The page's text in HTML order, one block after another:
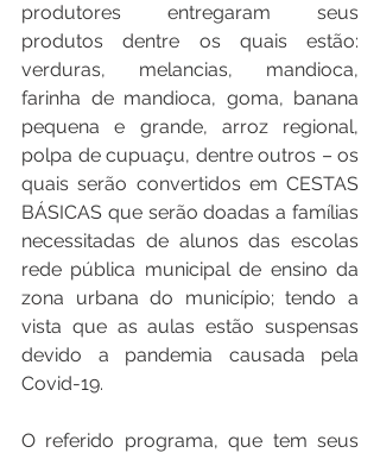
produtores entregaram seus
produtos dentre os quais estão:
verduras, melancias, mandioca,
farinha de mandioca, goma, banana
pequena e grande, arroz regional,
polpa de cupuaçu, dentre outros – os
quais serão convertidos em CESTAS
BÁSICAS que serão doadas a famílias
necessitadas de alunos das escolas
rede pública municipal de ensino da
zona urbana do município; tendo a
vista que as aulas estão suspensas
devido a pandemia causada pela
Covid-19.
O referido programa, que tem seus